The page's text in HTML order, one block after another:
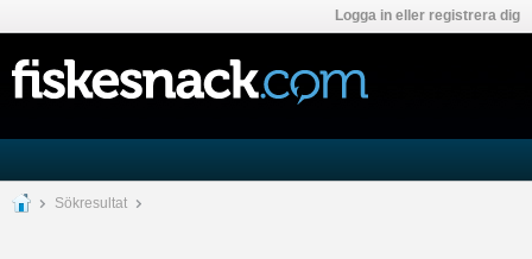
Logga in eller registrera dig
Sökresultat